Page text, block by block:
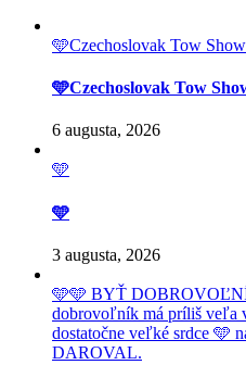
🩵Czechoslovak Tow
🩵Czechoslovak Tow
6 augusta, 2026
🩵
🩵
3 augusta, 2026
🩵🩵 BYŤ
dobrovoľník má príliš veľa
dostatočne veľké srdce 🩵
DAROVAL.